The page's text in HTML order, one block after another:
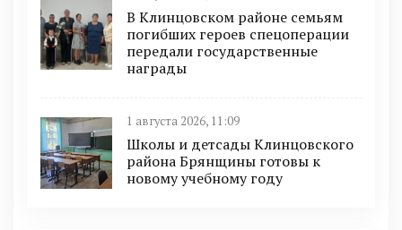
В Клинцовском районе семьям
погибших героев спецоперации
передали государственные
награды
1 августа 2026, 11:09
Школы и детсады Клинцовского
района Брянщины готовы к
новому учебному году